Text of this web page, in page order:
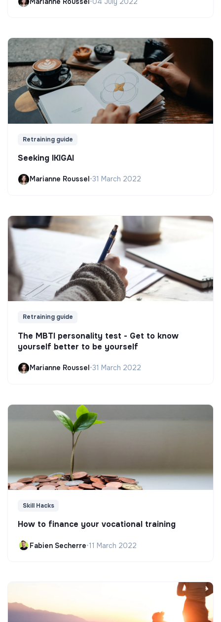
Retraining guide
Seeking IKIGAI
Marianne Roussel •31 March 2022
Retraining guide
The MBTI personality test - Get to know
yourself better to be yourself
Marianne Roussel•31 March 2022
Skill Hacks
How to finance your vocational training
Fabien Secherre•11 March 2022